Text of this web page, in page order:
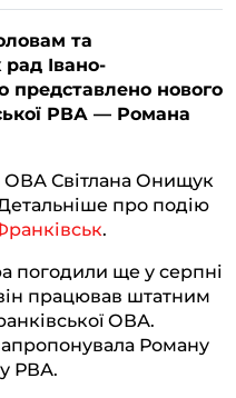
o
p
y
L
n
k
та
Івано-
представлено нового
РВА — Романа
ОВА Світлана Онищук
про подію
.
погодили ще у серпні
працював штатним
ОВА.
Роману
РВА.